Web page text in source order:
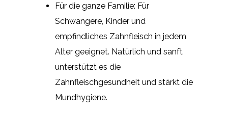
Für die ganze Familie: Für
Schwangere, Kinder und
empfindliches Zahnfleisch in jedem
Alter geeignet. Natürlich und sanft
unterstützt es die
Zahnfleischgesundheit und stärkt die
Mundhygiene.